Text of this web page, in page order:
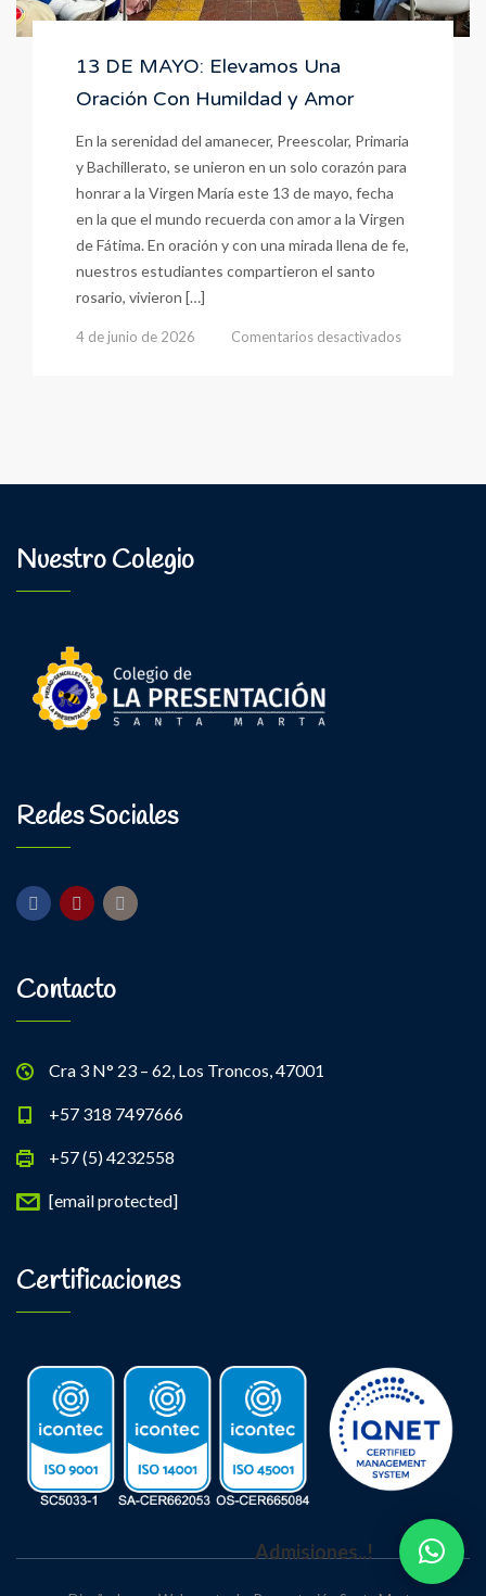
13 DE MAYO: Elevamos Una
Oración Con Humildad y Amor
En la serenidad del amanecer, Preescolar, Primaria
y Bachillerato, se unieron en un solo corazón para
honrar a la Virgen María este 13 de mayo, fecha
en la que el mundo recuerda con amor a la Virgen
de Fátima. En oración y con una mirada llena de fe,
nuestros estudiantes compartieron el santo
rosario, vivieron […]
4 de junio de 2026 Comentarios desactivados
Con
Nuestro Colegio
Redes Sociales
Contacto
Cra 3 N° 23 – 62, Los Troncos, 47001
+57 318 7497666
+57 (5) 4232558
[email protected]
Certificaciones
Admisiones..!